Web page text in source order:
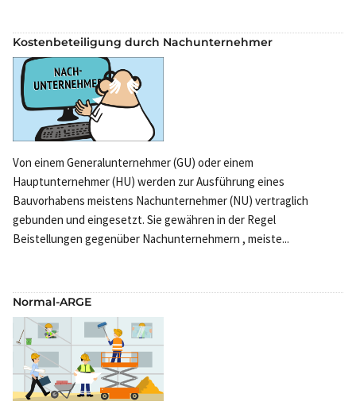
Kostenbeteiligung durch Nachunternehmer
Von einem Generalunternehmer (GU) oder einem
Hauptunternehmer (HU) werden zur Ausführung eines
Bauvorhabens meistens Nachunternehmer (NU) vertraglich
gebunden und eingesetzt. Sie gewähren in der Regel
Beistellungen gegenüber Nachunternehmern , meiste...
Normal-ARGE